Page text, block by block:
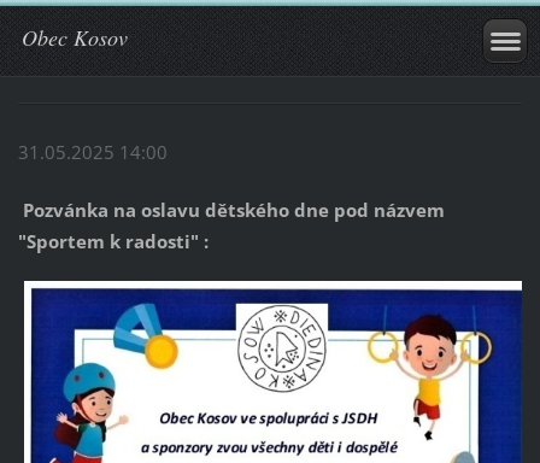
Obec Kosov
31.05.2025 14:00
Pozvánka na oslavu dětského dne pod názvem
"Sportem k radosti" :